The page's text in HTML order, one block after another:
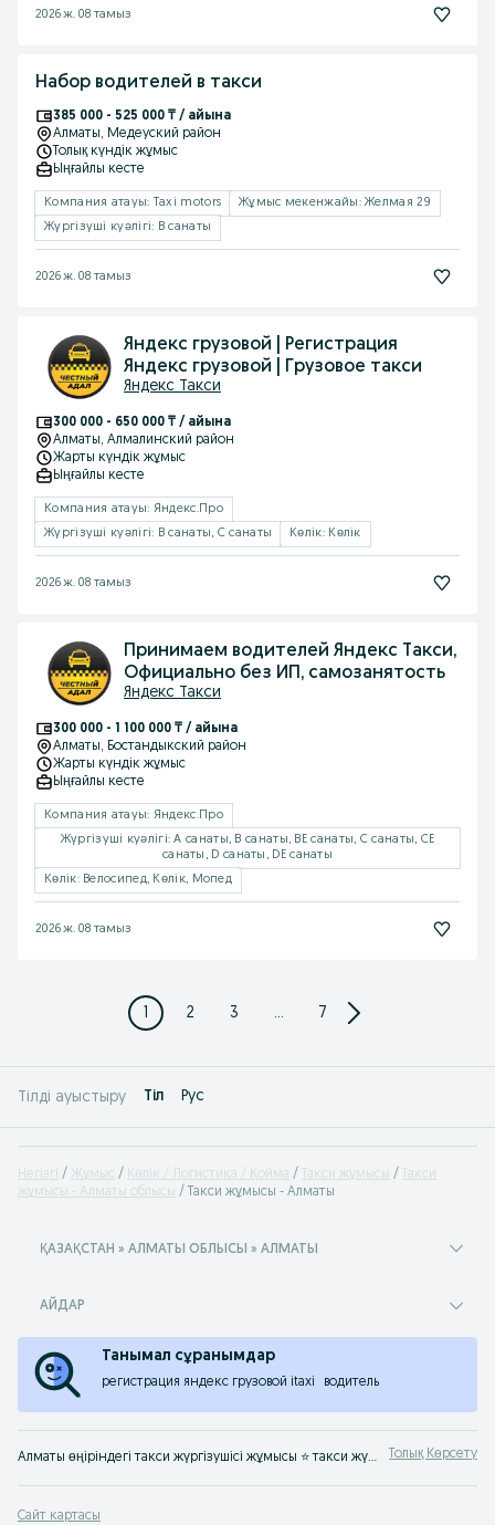
2026 ж. 08 тамыз
Набор водителей в такси
385 000 - 525 000 ₸ / айына
Алматы, Медеуский район
Толық күндік жұмыс
Ыңғайлы кесте
Компания атауы: Taxi motors
Жұмыс мекенжайы: Желмая 29
Жүргізуші куәлігі: B санаты
2026 ж. 08 тамыз
Яндекс грузовой | Регистрация
Яндекс грузовой | Грузовое такси
Яндекс Такси
300 000 - 650 000 ₸ / айына
Алматы, Алмалинский район
Жарты күндік жұмыс
Ыңғайлы кесте
Компания атауы: Яндекс.Про
Жүргізуші куәлігі: B санаты, C санаты
Көлік: Көлік
2026 ж. 08 тамыз
Принимаем водителей Яндекс Такси,
Официально без ИП, самозанятость
Яндекс Такси
300 000 - 1 100 000 ₸ / айына
Алматы, Бостандыкский район
Жарты күндік жұмыс
Ыңғайлы кесте
Компания атауы: Яндекс.Про
Жүргізуші куәлігі: A санаты, B санаты, BE санаты, C санаты, CE
санаты, D санаты, DE санаты
Көлік: Велосипед, Көлік, Мопед
2026 ж. 08 тамыз
1 2 3 ... 7
Тілді ауыстыру Tіл Рус
Негізгі Жұмыс Көлік / Логистика / Қойма Такси жұмысы
Такси
жұмысы - Алматы облысы
Такси жұмысы - Алматы
ҚАЗАҚСТАН » АЛМАТЫ ОБЛЫСЫ » АЛМАТЫ
АЙДАР
Танымал сұранымдар
регистрация яндекс грузовой itaxi водитель
Алматы өңіріндегі такси жүргізушісі жұмысы ⭐ такси жүргізушісі бос жұмыс орындарының үлкен таңдауы ✌ тікелей жұмыс берушілер ⭐ такси жүргізушісі жұмысын оңай әрі тез табуға болатын жер ☛ OLX.kz Алматы Толық Көрсету
Сайт картасы